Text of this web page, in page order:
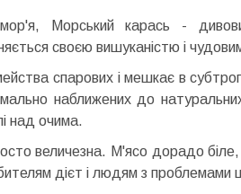
Морський карась -
своєю вишуканістю і
спарових і мешкає в
наближених до
над очима.
величезна. М'ясо дорадо біле,
дієт і людям з проблемами